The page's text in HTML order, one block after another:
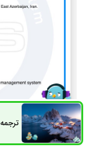
راه های ارتباطی